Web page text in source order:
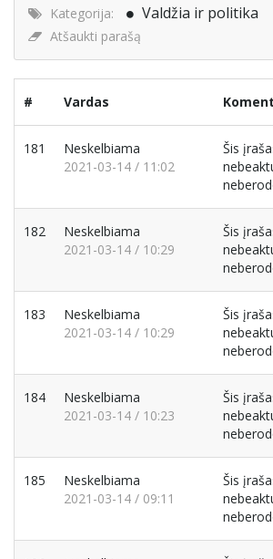
Kategorija:
Valdžia ir politika
Atšaukti parašą
# Vardas
181
Neskelbiama
2021-03-14 / 11:02
Šis
182
Neskelbiama
2021-03-14 / 10:29
Šis
183
Neskelbiama
2021-03-14 / 10:29
Šis
184
Neskelbiama
2021-03-14 / 10:23
Šis
185
Neskelbiama
2021-03-14 / 09:11
Šis